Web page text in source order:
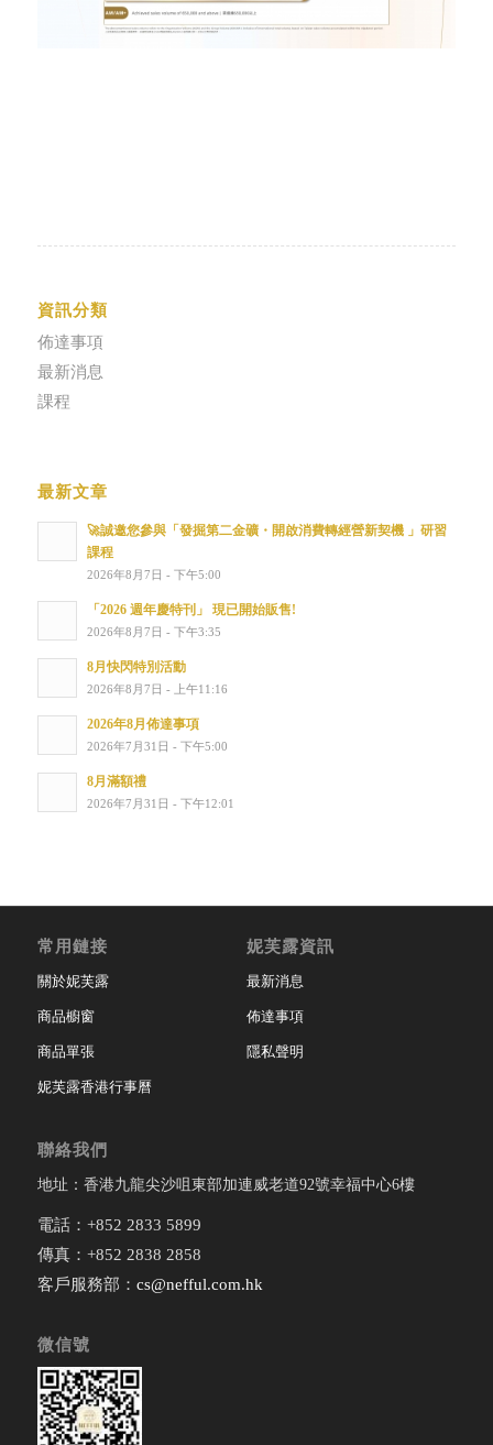
資訊分類
佈達事項
最新消息
課程
最新文章
🚀誠邀您參與「發掘第二金礦・開啟消費轉經營新契機 」研習
課程
2026年8月7日 - 下午5:00
「2026 週年慶特刊」 現已開始販售!
2026年8月7日 - 下午3:35
8月快閃特別活動
2026年8月7日 - 上午11:16
2026年8月佈達事項
2026年7月31日 - 下午5:00
8月滿額禮
2026年7月31日 - 下午12:01
常用鏈接
關於妮芙露
商品櫥窗
商品單張
妮芙露香港行事曆
妮芙露資訊
最新消息
佈達事項
隱私聲明
聯絡我們
地址：香港九龍尖沙咀東部加連威老道92號幸福中心6樓
電話：+852 2833 5899
傳真：+852 2838 2858
客戶服務部： cs@nefful.com.hk
微信號